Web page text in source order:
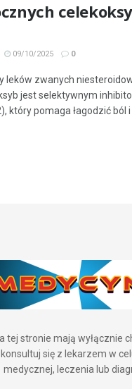
09/10/2025 0
leków zwanych
jest selektywnym
który pomaga łagodzić ból i
tej stronie mają wyłącznie
się z lekarzem w
medycznej, leczenia lub